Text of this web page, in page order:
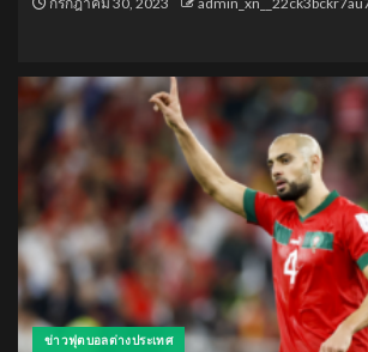
ข่าวฟุตบอลต่างประเทศ